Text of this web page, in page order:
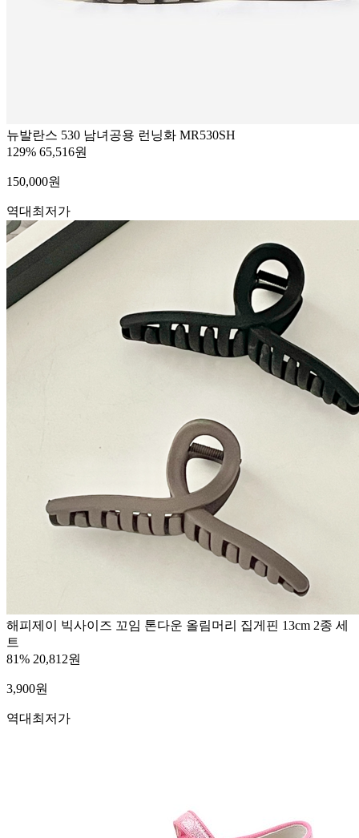
뉴발란스 530 남녀공용 런닝화 MR530SH
129% 65,516원
150,000원
역대최저가
해피제이 빅사이즈 꼬임 톤다운 올림머리 집게핀 13cm 2종 세
트
81% 20,812원
3,900원
역대최저가